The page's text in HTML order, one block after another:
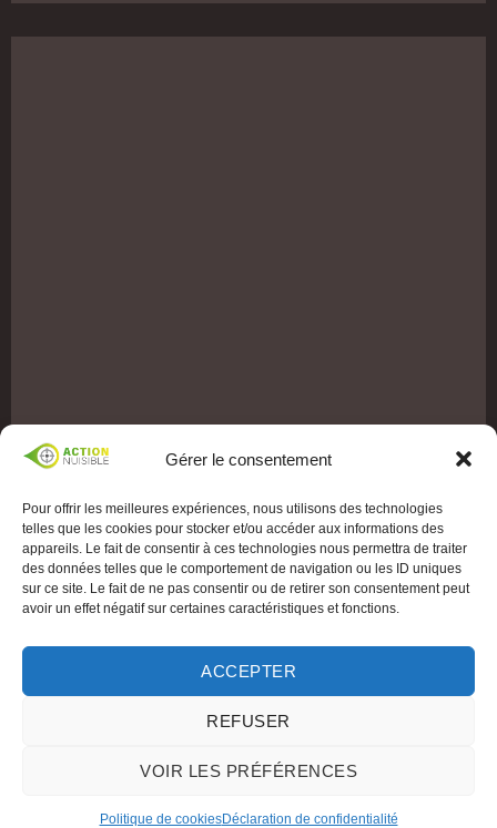
Gérer le consentement
Pour offrir les meilleures expériences, nous utilisons des technologies
telles que les cookies pour stocker et/ou accéder aux informations des
appareils. Le fait de consentir à ces technologies nous permettra de traiter
des données telles que le comportement de navigation ou les ID uniques
sur ce site. Le fait de ne pas consentir ou de retirer son consentement peut
avoir un effet négatif sur certaines caractéristiques et fonctions.
ACCEPTER
REFUSER
VOIR LES PRÉFÉRENCES
Politique de cookiesDéclaration de confidentialité